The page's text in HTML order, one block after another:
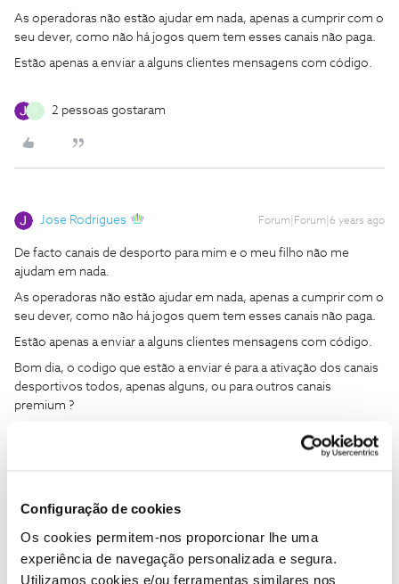
Configuração de cookies
Os cookies permitem-nos proporcionar lhe uma
experiência de navegação personalizada e segura.
Utilizamos cookies e/ou ferramentas similares nos
As operadoras não estão ajudar em nada, apenas a cumprir com o
seu dever, como não há jogos quem tem esses canais não paga.
Estão apenas a enviar a alguns clientes mensagens com código.
2 pessoas gostaram
Jose Rodrigues Forum|Forum|6 years ago
De facto canais de desporto para mim e o meu filho não me
ajudam em nada.
As operadoras não estão ajudar em nada, apenas a cumprir com o
seu dever, como não há jogos quem tem esses canais não paga.
Estão apenas a enviar a alguns clientes mensagens com código.
Bom dia, o codigo que estão a enviar é para a ativação dos canais
desportivos todos, apenas alguns, ou para outros canais
premium ?
Tiago C. Forum|Forum|6 years ago
Olá a todos,